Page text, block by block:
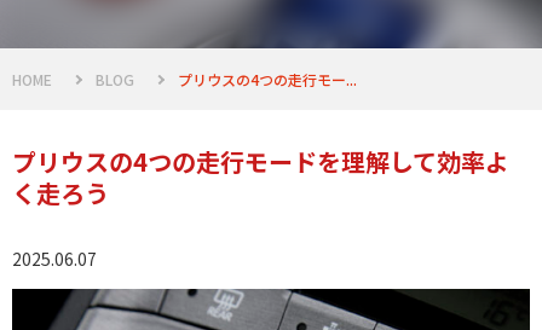
HOME BLOG プリウスの4つの走行モー...
プリウスの4つの走行モードを理解して効率よ
く走ろう
2025.06.07